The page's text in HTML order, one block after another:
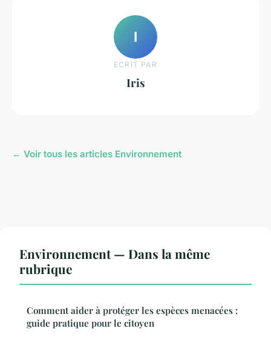
I
ECRIT PAR
Iris
← Voir tous les articles Environnement
Environnement — Dans la même
rubrique
Comment aider à protéger les espèces menacées :
guide pratique pour le citoyen